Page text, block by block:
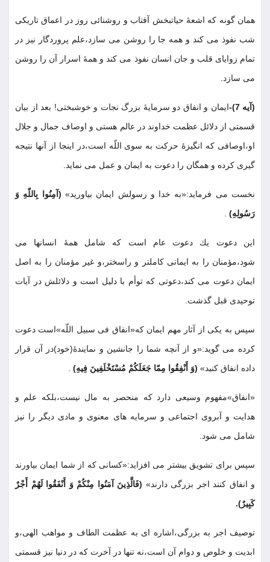
همان گونه كه اشعۀ حياتبخش آفتاب و روشنائى روز در اعماق تاريكى
شب نفوذ مى كند و همه جا را روشن مى سازد،علم پروردگار نيز در
تمام زواياى قلب و جان انسان نفوذ مى كند و همۀ اسرار آن را روشن
مى سازد
(آيه 7)-
ايمان و انفاق دو سرمايۀ بزرگ نجات و خوشبختى! بعد از بيان
قسمتى از دلائل عظمت خداوند در عالم هستى و اوصاف جمال و جلال
او،اوصافى كه انگيزۀ حركت به سوى اللّه است،در اينجا از آنها نتيجه
گيرى كرده و همگان را دعوت به ايمان و عمل مى نمايد
نخست مى فرمايد:«به خدا و رسولش ايمان بياوريد» (آمِنُوا بِاللّهِ وَ
رَسُولِهِ)
اين دعوت يك دعوت عام است كه شامل همۀ انسانها مى
شود،مؤمنان را به ايمانى كاملتر و راسختر،و غير مؤمنان را به اصل
ايمان دعوت مى كند،دعوتى كه توأم با دليل است و دلائلش در آيات
توحيدى قبل گذشت
سپس به يكى از آثار مهم ايمان كه«انفاق فى سبيل اللّه»است دعوت
كرده مى گويد:«و از آنچه شما را جانشين و نمايندۀ(خود)در آن قرار
داده انفاق كنيد» (وَ أَنْفِقُوا مِمّا جَعَلَكُمْ مُسْتَخْلَفِينَ فِيهِ)
«انفاق»مفهوم وسيعى دارد كه منحصر به مال نيست،بلكه علم و
هدايت و آبروى اجتماعى و سرمايه هاى معنوى و مادى ديگر را نيز
شامل مى شود
سپس براى تشويق بيشتر مى افزايد:«كسانى كه از شما ايمان بياورند
و انفاق كنند اجر بزرگى دارند» (فَالَّذِينَ آمَنُوا مِنْكُمْ وَ أَنْفَقُوا لَهُمْ أَجْرٌ
كَبِيرٌ).
توصيف اجر به بزرگى،اشاره اى به عظمت الطاف و مواهب الهى،و
ابديت و خلوص و دوام آن است،نه تنها در آخرت كه در دنيا نيز قسمتى